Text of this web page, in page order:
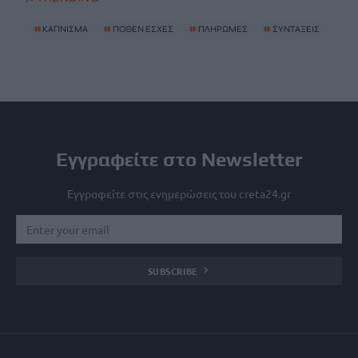
# ΚΑΠΝΙΣΜΑ # ΠΟΘΕΝ ΕΣΧΕΣ # ΠΛΗΡΩΜΕΣ # ΣΥΝΤΑΞΕΙΣ
Εγγραφείτε στο Newsletter
Εγγραφείτε στις ενημερώσεις του creta24.gr
SUBSCRIBE